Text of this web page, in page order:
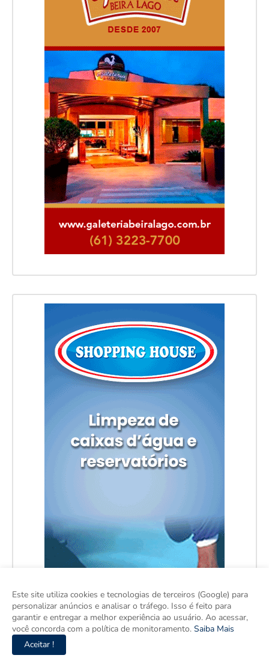
Este site utiliza cookies e tecnologias de terceiros (Google) para
personalizar anúncios e analisar o tráfego. Isso é feito para
garantir e entregar a melhor experiência ao usuário. Ao acessar,
você concorda com a política de monitoramento. Saiba Mais
Aceitar !